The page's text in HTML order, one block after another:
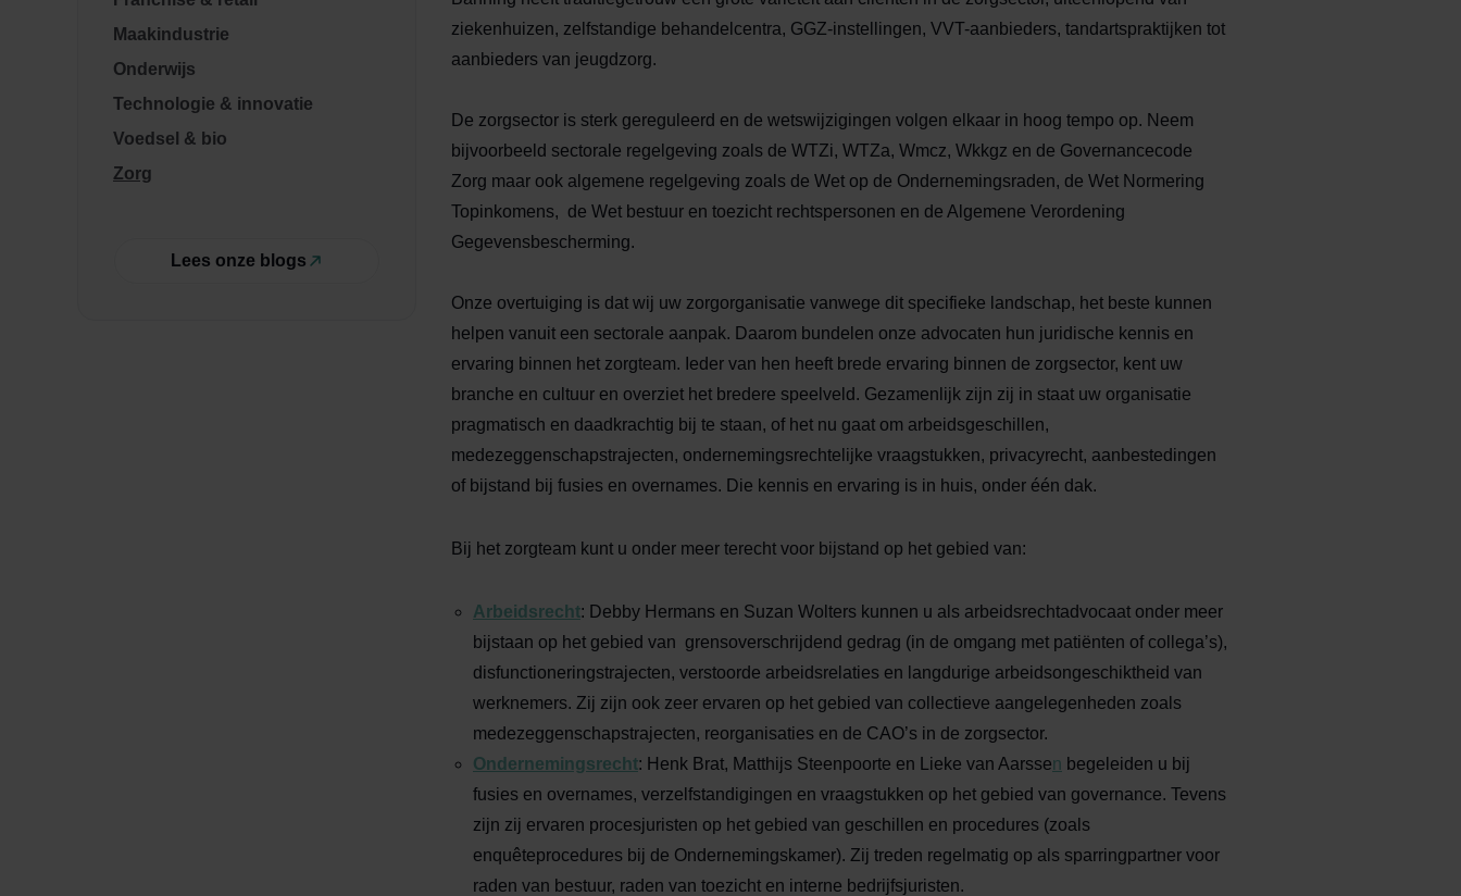
ziekenhuizen, zelfstandige behandelcentra, GGZ-instellingen, VVT-aanbieders, tandartspraktijken tot
aanbieders van jeugdzorg.
De zorgsector is sterk gereguleerd en de wetswijzigingen volgen elkaar in hoog tempo op. Neem
bijvoorbeeld sectorale regelgeving zoals de WTZi, WTZa, Wmcz, Wkkgz en de Governancecode
Zorg maar ook algemene regelgeving zoals de Wet op de Ondernemingsraden, de Wet Normering
Topinkomens, de Wet bestuur en toezicht rechtspersonen en de Algemene Verordening
Gegevensbescherming.
Onze overtuiging is dat wij uw zorgorganisatie vanwege dit specifieke landschap, het beste kunnen
helpen vanuit een sectorale aanpak. Daarom bundelen onze advocaten hun juridische kennis en
ervaring binnen het zorgteam. Ieder van hen heeft brede ervaring binnen de zorgsector, kent uw
branche en cultuur en overziet het bredere speelveld. Gezamenlijk zijn zij in staat uw organisatie
pragmatisch en daadkrachtig bij te staan, of het nu gaat om arbeidsgeschillen,
medezeggenschapstrajecten, ondernemingsrechtelijke vraagstukken, privacyrecht, aanbestedingen
of bijstand bij fusies en overnames. Die kennis en ervaring is in huis, onder één dak.
Bij het zorgteam kunt u onder meer terecht voor bijstand op het gebied van:
Arbeidsrecht: Debby Hermans en Suzan Wolters kunnen u als arbeidsrechtadvocaat onder meer
bijstaan op het gebied van grensoverschrijdend gedrag (in de omgang met patiënten of collega’s),
disfunctioneringstrajecten, verstoorde arbeidsrelaties en langdurige arbeidsongeschiktheid van
werknemers. Zij zijn ook zeer ervaren op het gebied van collectieve aangelegenheden zoals
medezeggenschapstrajecten, reorganisaties en de CAO’s in de zorgsector.
Ondernemingsrecht: Henk Brat, Matthijs Steenpoorte en Lieke van Aarssen begeleiden u bij
fusies en overnames, verzelfstandigingen en vraagstukken op het gebied van governance. Tevens
zijn zij ervaren procesjuristen op het gebied van geschillen en procedures (zoals
enquêteprocedures bij de Ondernemingskamer). Zij treden regelmatig op als sparringpartner voor
raden van bestuur, raden van toezicht en interne bedrijfsjuristen.
Maakindustrie
Onderwijs
Technologie & innovatie
Voedsel & bio
Zorg
Lees onze blogs